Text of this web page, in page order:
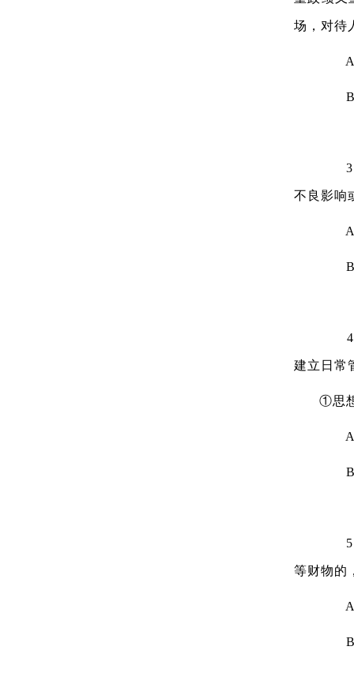
场，对待
A.
B.
3、
不良影响
A.
B.
4、
建立日常
①思
5、
等财物的
A.
B.